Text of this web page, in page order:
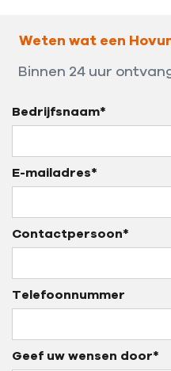
Weten wat een
Binnen 24 uur
Bedrijfsnaam*
E-mailadres*
Contactpersoon*
Telefoonnummer
Geef uw wensen door*